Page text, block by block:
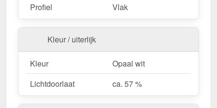
Fietsenstallingen & tuinconstructies
duurzaam.
Bestel nu uw Alumon lichtstraat | Type 1/5 –
Inclusief bevestiging en met 10 jaar UV-
bestendigheid, lichttransmissie,
hagelbestendigheid, stijfheid garantie!
Licht, sterk & duurzaam – perfect voor elk project!
Profiel Vlak
Kleur / uiterlijk
Kleur
Opaal wit
Lichtdoorlaat
ca. 57 %